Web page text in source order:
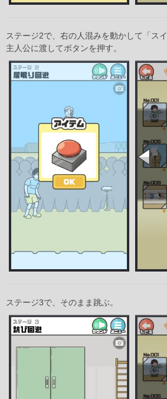
ステージ2で、右の人混みを動かして「ス
主人公に渡してボタンを押す。
ステージ3で、そのまま跳ぶ。